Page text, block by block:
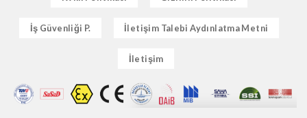
İş Güvenliği P. İletişim Talebi Aydınlatma Metni
İletişim